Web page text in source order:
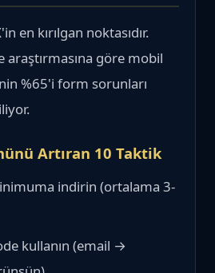
en kırılgan noktasıdır.
göre mobil
%65'i form sorunları
Artıran 10 Taktik
indirin (ortalama 3-
kullanın (email →